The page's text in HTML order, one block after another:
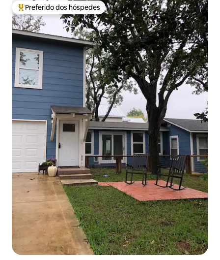
Entre os melhores preferidos dos hóspedes
Preferido dos hóspedes